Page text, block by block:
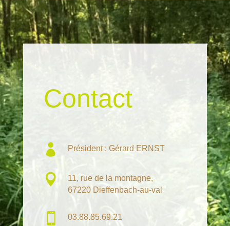
Contact
 Président : Gérard ERNST

11, rue de la montagne,
67220 Dieffenbach-au-val
 03.88.85.69.21